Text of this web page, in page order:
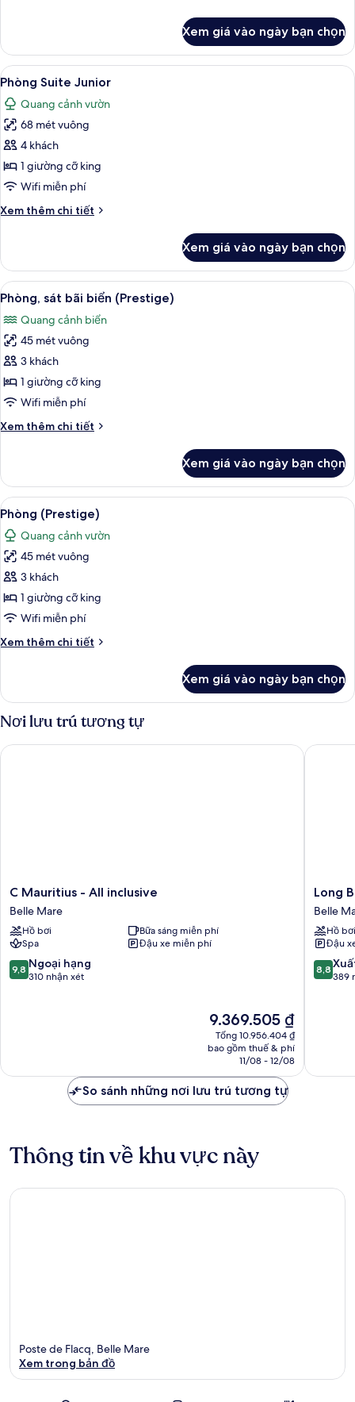
Phòng
Suite
Junior,
bãi
biển
Xem giá vào ngày bạn chọn
Xem
tất
cả
ảnh
Phòng
Suite
Junior
Phòng Suite Junior | Bộ đồ giường
9
Phòng Suite Junior
Quang cảnh vườn
68 mét vuông
4 khách
1 giường cỡ king
Wifi miễn phí
Xem thêm chi tiết
Chi
Phòng
Suite
Junior
Xem giá vào ngày bạn chọn
Xem
tất
cả
ảnh
Phòng,
sát
bãi
(Prestige)
Phòng, sát bãi biển (Prestige) |
9
Phòng, sát bãi biển (Prestige)
Quang cảnh biển
45 mét vuông
3 khách
1 giường cỡ king
Wifi miễn phí
Xem thêm chi tiết
Chi
Phòng,
sát
bãi
(Prestige)
Xem giá vào ngày bạn chọn
Xem
tất
cả
ảnh
Phòng
(Prestige)
Phòng (Prestige) | Bộ đồ giường
11
Phòng (Prestige)
Quang cảnh vườn
45 mét vuông
3 khách
1 giường cỡ king
Wifi miễn phí
Xem thêm chi tiết
Chi
Phòng
(Prestige)
Xem giá vào ngày bạn chọn
Nơi lưu trú tương tự
C
Mauritius
-
All
inclusive
Belle
Mare
C Mauritius - All inclusive
Belle Mare
Hồ bơi
Bữa sáng miễn phí
Spa
Đậu xe miễn phí
9.8
trên
9,8 Ngoại hạng
310 nhận xét
Giá
hiện
tại
9.369.505 ₫
9.369.505 ₫
Tổng 10.956.404 ₫
bao gồm thuế & phí
11/08 - 12/08
C Mauritius - All inclusive
Long
Beach
Belle
Mare
Long
Belle
Hồ bơi
Đậu
8.8
trên
8,8
389
Long
So sánh những nơi lưu trú tương tự
Thông tin về khu vực này
Poste de Flacq, Belle Mare
Xem trong bản đồ